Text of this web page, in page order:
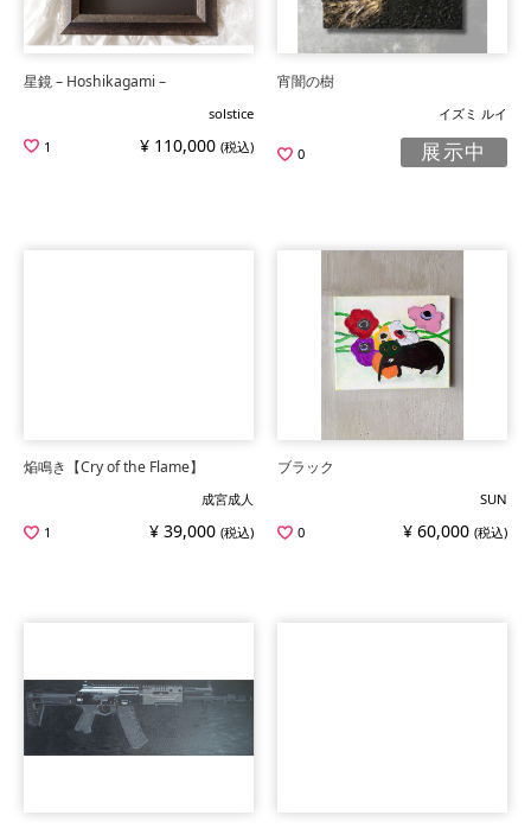
星鏡 – Hoshikagami –
solstice
1
¥ 110,000 (税込)
宵闇の樹
イズミ ルイ
0 展示中
焔鳴き【Cry of the Flame】
成宮成人
1
¥ 39,000 (税込)
ブラック
SUN
0
¥ 60,000 (税込)